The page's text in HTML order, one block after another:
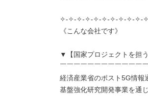
✧-✧-✧-✧-✧-✧-✧-✧-✧-✧-
《こんな会社です》
▼【国家プロジェクトを担う
￣￣￣￣￣￣￣￣￣￣￣￣
経済産業省のポスト5G情報
基盤強化研究開発事業を通